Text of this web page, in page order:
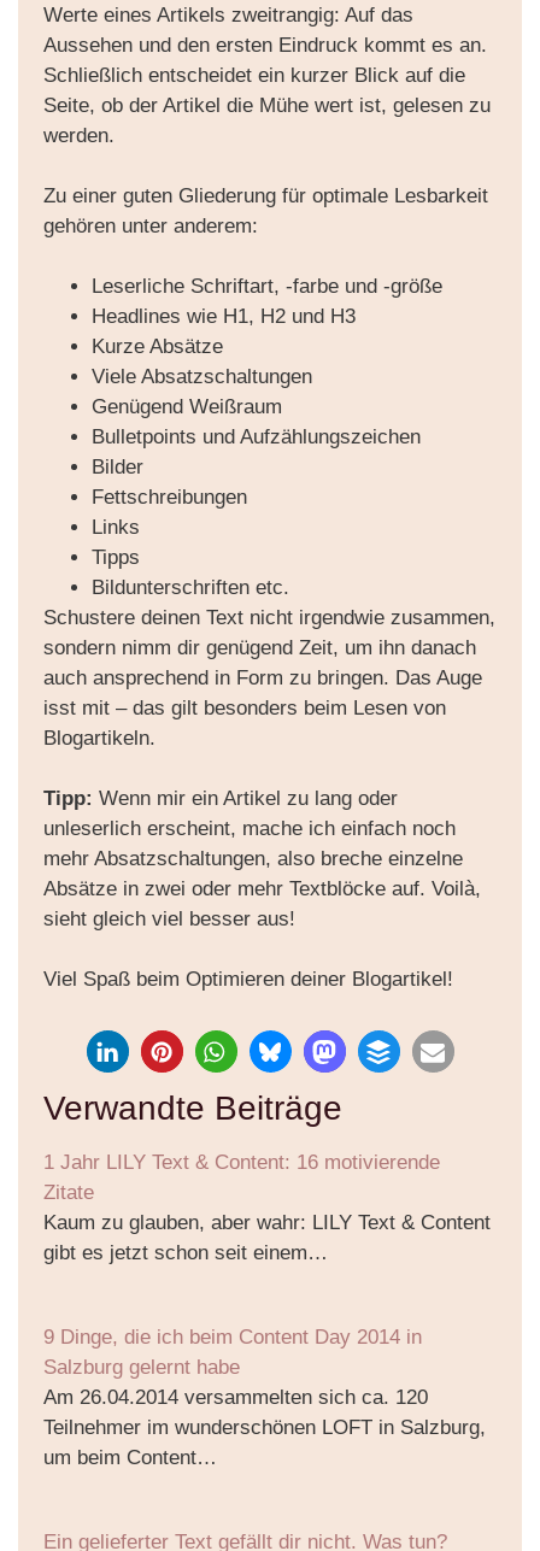
Werte eines Artikels zweitrangig: Auf das
Aussehen und den ersten Eindruck kommt es an.
Schließlich entscheidet ein kurzer Blick auf die
Seite, ob der Artikel die Mühe wert ist, gelesen zu
werden.
Zu einer guten Gliederung für optimale Lesbarkeit
gehören unter anderem:
Leserliche Schriftart, -farbe und -größe
Headlines wie H1, H2 und H3
Kurze Absätze
Viele Absatzschaltungen
Genügend Weißraum
Bulletpoints und Aufzählungszeichen
Bilder
Fettschreibungen
Links
Tipps
Bildunterschriften etc.
Schustere deinen Text nicht irgendwie zusammen,
sondern nimm dir genügend Zeit, um ihn danach
auch ansprechend in Form zu bringen. Das Auge
isst mit – das gilt besonders beim Lesen von
Blogartikeln.
Tipp: Wenn mir ein Artikel zu lang oder
unleserlich erscheint, mache ich einfach noch
mehr Absatzschaltungen, also breche einzelne
Absätze in zwei oder mehr Textblöcke auf. Voilà,
sieht gleich viel besser aus!
Viel Spaß beim Optimieren deiner Blogartikel!
Verwandte Beiträge
1 Jahr LILY Text & Content: 16 motivierende
Zitate
Kaum zu glauben, aber wahr: LILY Text & Content
gibt es jetzt schon seit einem…
9 Dinge, die ich beim Content Day 2014 in
Salzburg gelernt habe
Am 26.04.2014 versammelten sich ca. 120
Teilnehmer im wunderschönen LOFT in Salzburg,
um beim Content…
Ein gelieferter Text gefällt dir nicht. Was tun?